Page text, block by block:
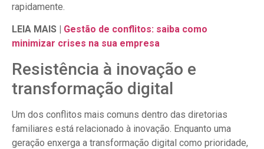
rapidamente.
LEIA MAIS | Gestão de conflitos: saiba como
minimizar crises na sua empresa
Resistência à inovação e
transformação digital
Um dos conflitos mais comuns dentro das diretorias
familiares está relacionado à inovação. Enquanto uma
geração enxerga a transformação digital como prioridade,